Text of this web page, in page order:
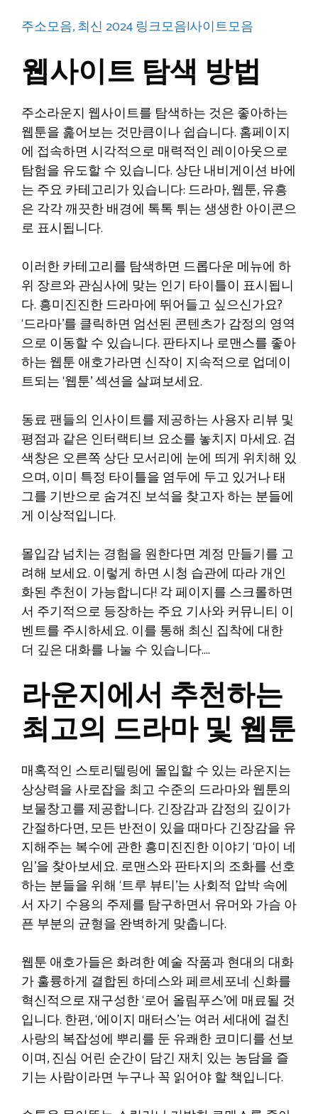
주소모음, 최신 2024 링크모음l사이트모음
웹사이트 탐색 방법
주소라운지 웹사이트를 탐색하는 것은 좋아하는
웹툰을 훑어보는 것만큼이나 쉽습니다. 홈페이지
에 접속하면 시각적으로 매력적인 레이아웃으로
탐험을 유도할 수 있습니다. 상단 내비게이션 바에
는 주요 카테고리가 있습니다: 드라마, 웹툰, 유흥
은 각각 깨끗한 배경에 톡톡 튀는 생생한 아이콘으
로 표시됩니다.
이러한 카테고리를 탐색하면 드롭다운 메뉴에 하
위 장르와 관심사에 맞는 인기 타이틀이 표시됩니
다. 흥미진진한 드라마에 뛰어들고 싶으신가요?
‘드라마’를 클릭하면 엄선된 콘텐츠가 감정의 영역
으로 이동할 수 있습니다. 판타지나 로맨스를 좋아
하는 웹툰 애호가라면 신작이 지속적으로 업데이
트되는 ‘웹툰’ 섹션을 살펴보세요.
동료 팬들의 인사이트를 제공하는 사용자 리뷰 및
평점과 같은 인터랙티브 요소를 놓치지 마세요. 검
색창은 오른쪽 상단 모서리에 눈에 띄게 위치해 있
으며, 이미 특정 타이틀을 염두에 두고 있거나 태
그를 기반으로 숨겨진 보석을 찾고자 하는 분들에
게 이상적입니다.
몰입감 넘치는 경험을 원한다면 계정 만들기를 고
려해 보세요. 이렇게 하면 시청 습관에 따라 개인
화된 추천이 가능합니다! 각 페이지를 스크롤하면
서 주기적으로 등장하는 주요 기사와 커뮤니티 이
벤트를 주시하세요. 이를 통해 최신 집착에 대한
더 깊은 대화를 나눌 수 있습니다….
라운지에서 추천하는
최고의 드라마 및 웹툰
매혹적인 스토리텔링에 몰입할 수 있는 라운지는
상상력을 사로잡을 최고 수준의 드라마와 웹툰의
보물창고를 제공합니다. 긴장감과 감정의 깊이가
간절하다면, 모든 반전이 있을 때마다 긴장감을 유
지해주는 복수에 관한 흥미진진한 이야기 ‘마이 네
임’을 찾아보세요. 로맨스와 판타지의 조화를 선호
하는 분들을 위해 ‘트루 뷰티’는 사회적 압박 속에
서 자기 수용의 주제를 탐구하면서 유머와 가슴 아
픈 부분의 균형을 완벽하게 맞춥니다.
웹툰 애호가들은 화려한 예술 작품과 현대의 대화
가 훌륭하게 결합된 하데스와 페르세포네 신화를
혁신적으로 재구성한 ‘로어 올림푸스’에 매료될 것
입니다. 한편, ‘에이지 매터스’는 여러 세대에 걸친
사랑의 복잡성에 뿌리를 둔 유쾌한 코미디를 선보
이며, 진심 어린 순간이 담긴 재치 있는 농담을 즐
기는 사람이라면 누구나 꼭 읽어야 할 책입니다.